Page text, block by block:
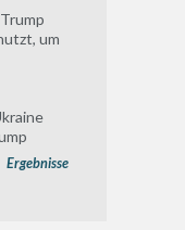
um
Ergebnisse